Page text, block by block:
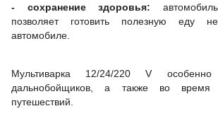
- сохранение здоровья:
позволяет готовить полезную еду
автомобиле.
Мультиварка 12/24/220 V
дальнобойщиков, а также во время
путешествий.